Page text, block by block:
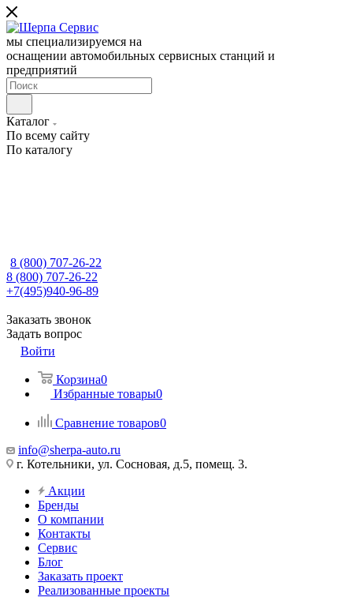
мы специализируемся на
оснащении автомобильных сервисных станций и
предприятий
Каталог
По всему сайту
По каталогу
8 (800) 707-26-22
8 (800) 707-26-22
+7(495)940-96-89
Заказать звонок
Задать вопрос
Войти
Корзина0
Избранные товары0
Сравнение товаров0
info@sherpa-auto.ru
г. Котельники, ул. Сосновая, д.5, помещ. 3.
Акции
Бренды
О компании
Контакты
Сервис
Блог
Заказать проект
Реализованные проекты